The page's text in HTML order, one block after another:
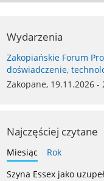
Wydarzenia
Zakopiańskie Forum
doświadczenie,
Zakopane, 19.11.2026 -
Najczęściej czytane
Miesiąc
Rok
Szyna Essex jako